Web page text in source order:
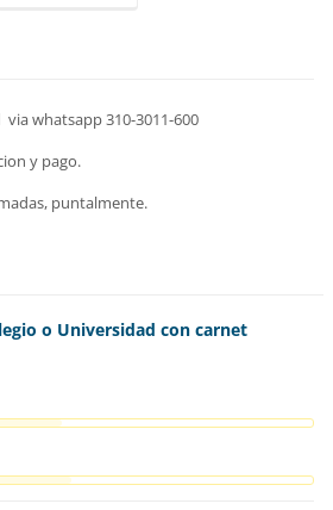
whatsapp 310-3011-600
y pago.
puntalmente.
o Universidad con carnet